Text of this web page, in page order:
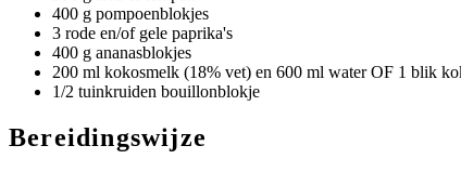
400 g pompoenblokjes
3 rode en/of gele paprika's
400 g ananasblokjes
200 ml kokosmelk (18% vet) en 600 ml water OF 1 blik
1/2 tuinkruiden bouillonblokje
Bereidingswijze